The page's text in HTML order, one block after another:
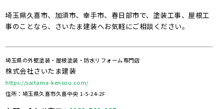
埼玉県久喜市、加須市、幸手市、春日部市で、塗装工事、屋根工
事のことなら、さいたま建装へお気軽にご相談ください。
埼玉県の外壁塗装・屋根塗装・防水リフォーム専門店
株式会社さいたま建装
https://saitama-kensou.com/
住所：埼玉県久喜市久喜中央 1-5-24-2F